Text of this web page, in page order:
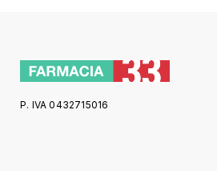
P. IVA 0432715016